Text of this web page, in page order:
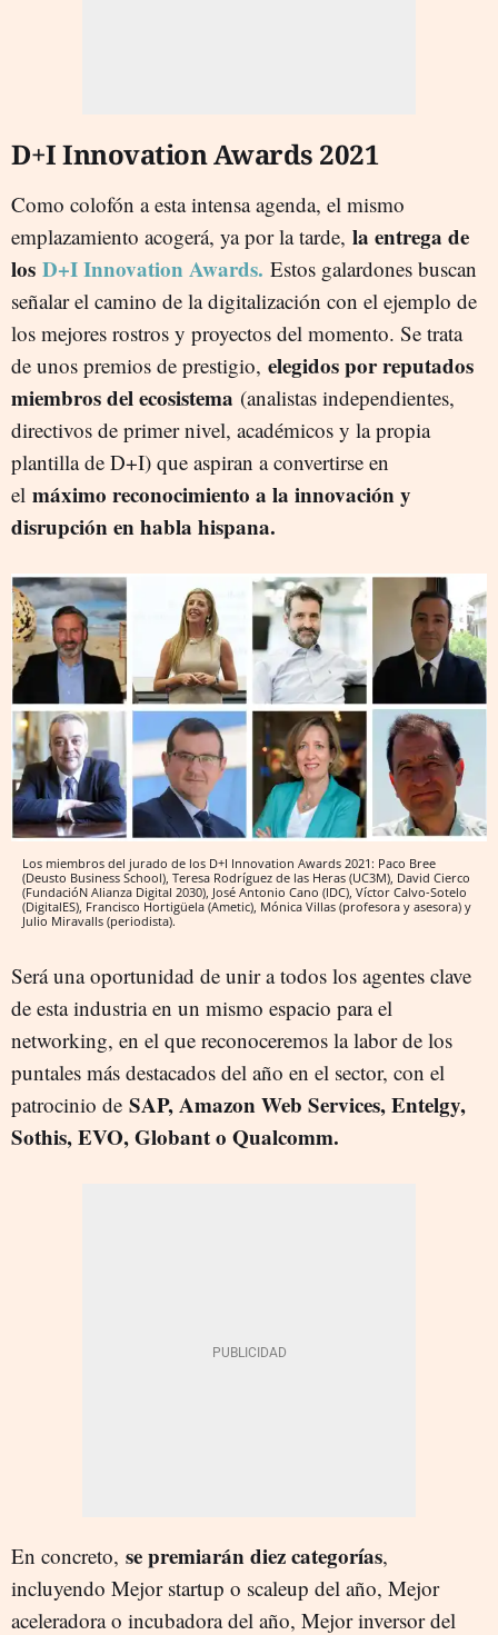
D+I Innovation Awards 2021
Como colofón a esta intensa agenda, el mismo
emplazamiento acogerá, ya por la tarde, la entrega de
los D+I Innovation Awards. Estos galardones buscan
señalar el camino de la digitalización con el ejemplo de
los mejores rostros y proyectos del momento. Se trata
de unos premios de prestigio, elegidos por reputados
miembros del ecosistema (analistas independientes,
directivos de primer nivel, académicos y la propia
plantilla de D+I) que aspiran a convertirse en
el máximo reconocimiento a la innovación y
disrupción en habla hispana.
Los miembros del jurado de los D+I Innovation Awards 2021: Paco Bree
(Deusto Business School), Teresa Rodríguez de las Heras (UC3M), David Cierco
(FundacióN Alianza Digital 2030), José Antonio Cano (IDC), Víctor Calvo-Sotelo
(DigitalES), Francisco Hortigüela (Ametic), Mónica Villas (profesora y asesora) y
Julio Miravalls (periodista).
Será una oportunidad de unir a todos los agentes clave
de esta industria en un mismo espacio para el
networking, en el que reconoceremos la labor de los
puntales más destacados del año en el sector, con el
patrocinio de SAP, Amazon Web Services, Entelgy,
Sothis, EVO, Globant o Qualcomm.
En concreto, se premiarán diez categorías,
incluyendo Mejor startup o scaleup del año, Mejor
aceleradora o incubadora del año, Mejor inversor del